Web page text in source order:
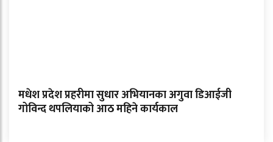
मधेश प्रदेश प्रहरीमा सुधार अभियानका अगुवा डिआईजी
गोविन्द थपलियाको आठ महिने कार्यकाल